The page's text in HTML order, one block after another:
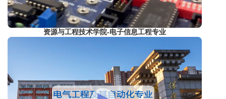
资源与工程技术学院-电子信息工程专业